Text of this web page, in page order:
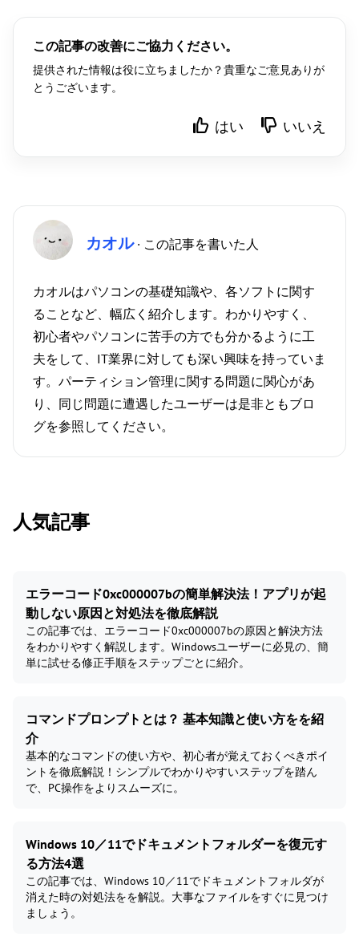
この記事の改善にご協力ください。
提供された情報は役に立ちましたか？貴重なご意見ありが
とうございます。
はい いいえ
カオル· この記事を書いた人
カオルはパソコンの基礎知識や、各ソフトに関す
ることなど、幅広く紹介します。わかりやすく、
初心者やパソコンに苦手の方でも分かるように工
夫をして、IT業界に対しても深い興味を持っていま
す。パーティション管理に関する問題に関心があ
り、同じ問題に遭遇したユーザーは是非ともブロ
グを参照してください。
人気記事
エラーコード0xc000007bの簡単解決法！アプリが起
動しない原因と対処法を徹底解説
この記事では、エラーコード0xc000007bの原因と解決方法
をわかりやすく解説します。Windowsユーザーに必見の、簡
単に試せる修正手順をステップごとに紹介。
コマンドプロンプトとは？ 基本知識と使い方をを紹
介
基本的なコマンドの使い方や、初心者が覚えておくべきポイ
ントを徹底解説！シンプルでわかりやすいステップを踏ん
で、PC操作をよりスムーズに。
Windows 10／11でドキュメントフォルダーを復元す
る方法4選
この記事では、Windows 10／11でドキュメントフォルダが
消えた時の対処法をを解説。大事なファイルをすぐに見つけ
ましょう。